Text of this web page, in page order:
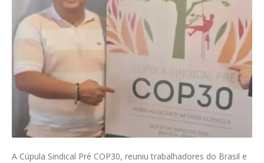
A Cúpula Sindical Pré COP30, reuniu trabalhadores do Brasil e